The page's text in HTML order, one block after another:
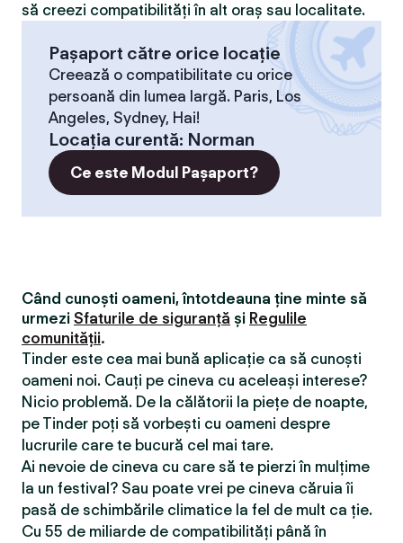
să creezi compatibilităţi în alt oraș sau localitate.
Pașaport către orice locație
Creează o compatibilitate cu orice
persoană din lumea largă. Paris, Los
Angeles, Sydney, Hai!
Locaţia curentă: Norman
Ce este Modul Pașaport?
Când cunoști oameni, întotdeauna ține minte să
urmezi Sfaturile de siguranță și Regulile
comunității.
Tinder este cea mai bună aplicație ca să cunoști
oameni noi. Cauți pe cineva cu aceleași interese?
Nicio problemă. De la călătorii la piețe de noapte,
pe Tinder poți să vorbești cu oameni despre
lucrurile care te bucură cel mai tare.
Ai nevoie de cineva cu care să te pierzi în mulțime
la un festival? Sau poate vrei pe cineva căruia îi
pasă de schimbările climatice la fel de mult ca ție.
Cu 55 de miliarde de compatibilităţi până în